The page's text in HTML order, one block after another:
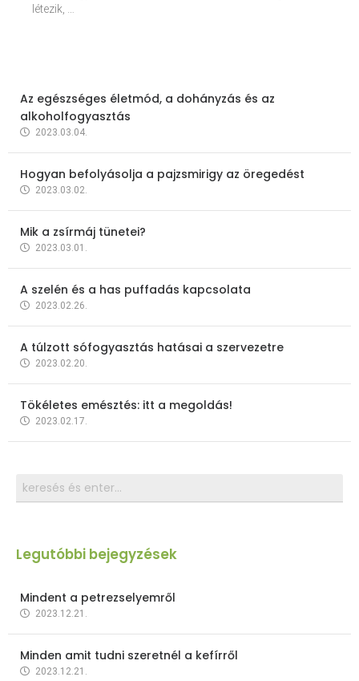
létezik, …
Az egészséges életmód, a dohányzás és az
alkoholfogyasztás
2023.03.04.
Hogyan befolyásolja a pajzsmirigy az öregedést
2023.03.02.
Mik a zsírmáj tünetei?
2023.03.01.
A szelén és a has puffadás kapcsolata
2023.02.26.
A túlzott sófogyasztás hatásai a szervezetre
2023.02.20.
Tökéletes emésztés: itt a megoldás!
2023.02.17.
Legutóbbi bejegyzések
Mindent a petrezselyemről
2023.12.21.
Minden amit tudni szeretnél a kefírről
2023.12.21.